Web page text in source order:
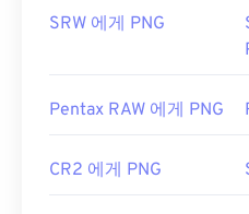
최초 출시:1996년 10월 1
PNG에 대한 위키 문서
관련 PNG 도구:
SRW 에게 PNG
Pentax RAW 에게 PNG
CR2 에게 PNG